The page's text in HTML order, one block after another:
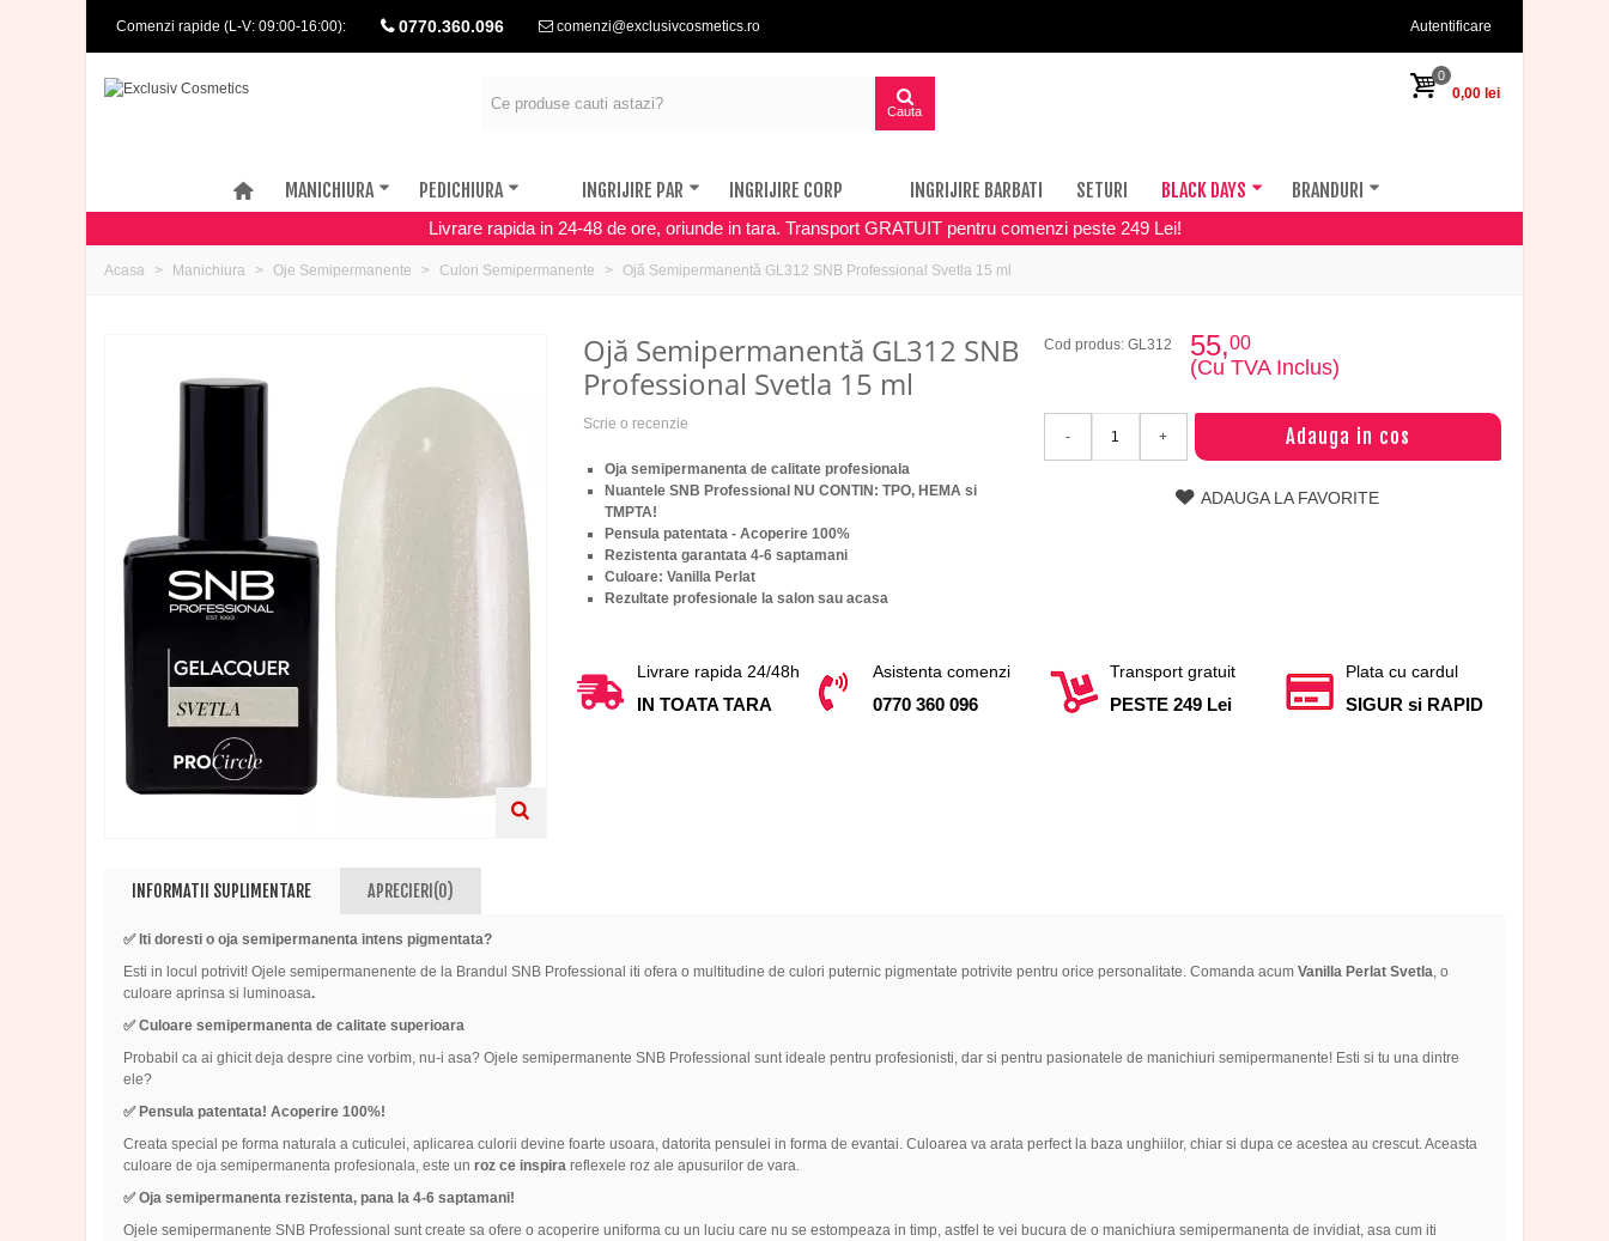
Comenzi rapide (L-V: 09:00-16:00): 0770.360.096 comenzi@exclusivcosmetics.ro Autentificare
0
0,00 lei
Cauta
MANICHIURA PEDICHIURA INGRIJIRE PAR INGRIJIRE CORP INGRIJIRE BARBATI SETURI BLACK DAYS BRANDURI
Livrare rapida in 24-48 de ore, oriunde in tara. Transport GRATUIT pentru comenzi peste 249 Lei!
Acasa Manichiura Oje Semipermanente Culori Semipermanente Ojă Semipermanentă GL312 SNB Professional Svetla 15 ml
Ojă Semipermanentă GL312 SNB
Professional Svetla 15 ml
Scrie o recenzie
Oja semipermanenta de calitate profesionala
Nuantele SNB Professional NU CONTIN: TPO, HEMA si
TMPTA!
Pensula patentata - Acoperire 100%
Rezistenta garantata 4-6 saptamani
Culoare: Vanilla Perlat
Rezultate profesionale la salon sau acasa
Cod produs: GL312 55,00
(Cu TVA Inclus)
- + Adauga in cos
ADAUGA LA FAVORITE
Livrare rapida 24/48h
IN TOATA TARA
Asistenta comenzi
0770 360 096
Transport gratuit
PESTE 249 Lei
Plata cu cardul
SIGUR si RAPID
INFORMATII SUPLIMENTARE APRECIERI(0)
✅Iti doresti o oja semipermanenta intens pigmentata?
Esti in locul potrivit! Ojele semipermanenente de la Brandul SNB Professional iti ofera o multitudine de culori puternic pigmentate potrivite pentru orice personalitate. Comanda acum Vanilla Perlat Svetla, o
culoare aprinsa si luminoasa.
✅ Culoare semipermanenta de calitate superioara
Probabil ca ai ghicit deja despre cine vorbim, nu-i asa? Ojele semipermanente SNB Professional sunt ideale pentru profesionisti, dar si pentru pasionatele de manichiuri semipermanente! Esti si tu una dintre
ele?
✅ Pensula patentata! Acoperire 100%!
Creata special pe forma naturala a cuticulei, aplicarea culorii devine foarte usoara, datorita pensulei in forma de evantai. Culoarea va arata perfect la baza unghiilor, chiar si dupa ce acestea au crescut. Aceasta
culoare de oja semipermanenta profesionala, este un roz ce inspira reflexele roz ale apusurilor de vara.
✅ Oja semipermanenta rezistenta, pana la 4-6 saptamani!
Ojele semipermanente SNB Professional sunt create sa ofere o acoperire uniforma cu un luciu care nu se estompeaza in timp, astfel te vei bucura de o manichiura semipermanenta de invidiat, asa cum iti